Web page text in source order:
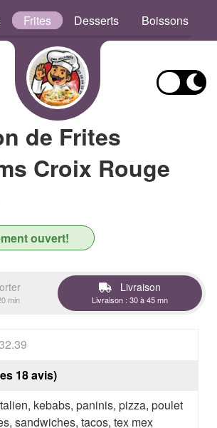
Frites Desserts Boissons
de Frites
Croix Rouge
ouvert!
min
Livraison
Livraison : 30 à 45 mn
18 avis)
kebabs, paninis, pizza, poulet
sandwiches, tacos, tex mex